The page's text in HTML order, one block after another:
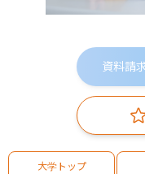
資料請
大学トップ